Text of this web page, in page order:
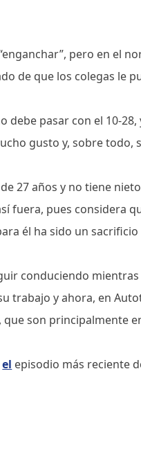
pero en el
de que los colegas le
debe pasar con el 10-
gusto y, sobre todo,
27 años y no tiene
fuera, pues considera
él ha sido un
conduciendo
trabajo y ahora, en
que son principalmente
el episodio más reciente